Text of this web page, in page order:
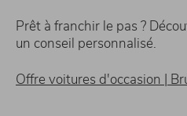
Prêt à franchir le pas ?
un conseil personnalisé.
Offre voitures d'occasion |